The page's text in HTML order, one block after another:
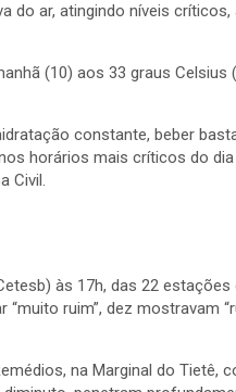
do ar, atingindo níveis críticos,
(10) aos 33 graus Celsius
constante, beber
horários mais críticos do dia
Civil.
às 17h, das 22 estações
ruim”, dez mostravam
na Marginal do Tietê,